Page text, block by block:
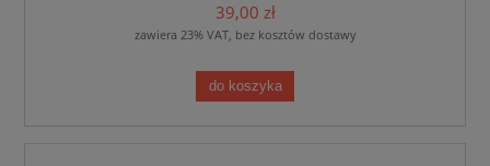
39,00 zł
zawiera 23% VAT, bez kosztów dostawy
do koszyka